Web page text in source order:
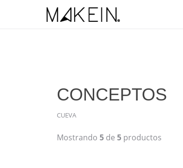
CONCEPTOS
CUEVA
Mostrando 5 de 5 productos